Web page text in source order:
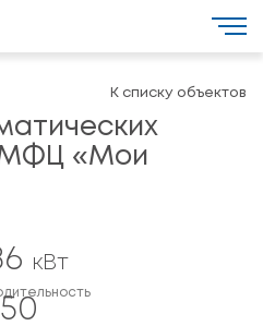
МФЦ «Мои
К списку объектов
кВт
50